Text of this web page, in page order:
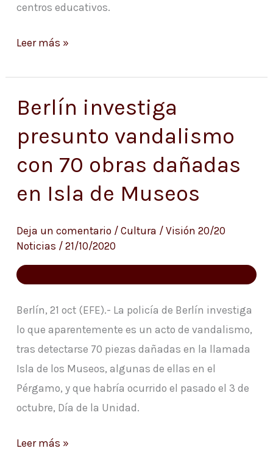
centros educativos.
Leer más »
Berlín investiga
presunto vandalismo
con 70 obras dañadas
en Isla de Museos
Deja un comentario / Cultura / Visión 20/20
Noticias / 21/10/2020
Berlín, 21 oct (EFE).- La policía de Berlín investiga
lo que aparentemente es un acto de vandalismo,
tras detectarse 70 piezas dañadas en la llamada
Isla de los Museos, algunas de ellas en el
Pérgamo, y que habría ocurrido el pasado el 3 de
octubre, Día de la Unidad.
Berlín
presunto
vandalismo
70
dañadas
Isla
Museos
Leer más »